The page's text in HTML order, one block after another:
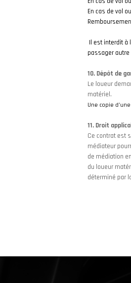
En cas de vol
Il est interdit à
passager autre
10. Dépôt de
Le loueur
matériel.
Une copie
11. Droit
Ce contrat est
médiateur
de médiation
du loueur
déterminé par